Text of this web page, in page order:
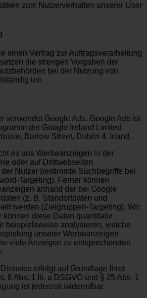
zum Nutzerverhalten unserer User
einen Vertrag zur Auftragsverarbeitung
die strengen Vorgaben der
bei der Nutzung von
um.
verwendet Google Ads. Google Ads ist
der Google Ireland Limited
Barrow Street, Dublin 4, Irland.
es uns Werbeanzeigen in der
oder auf Drittwebseiten
Nutzer bestimmte Suchbegriffe bei
Targeting). Ferner können
anhand der bei Google
(z. B. Standortdaten und
werden (Zielgruppen-Targeting). Wir
können diese Daten quantitativ
beispielsweise analysieren, welche
unserer Werbeanzeigen
viele Anzeigen zu entsprechenden
erfolgt auf Grundlage Ihrer
6 Abs. 1 lit. a DSGVO und § 25 Abs. 1
ist jederzeit widerrufbar.